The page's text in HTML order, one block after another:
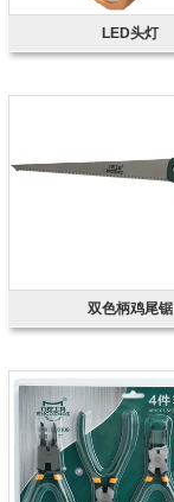
LED头灯
双色柄鸡尾锯